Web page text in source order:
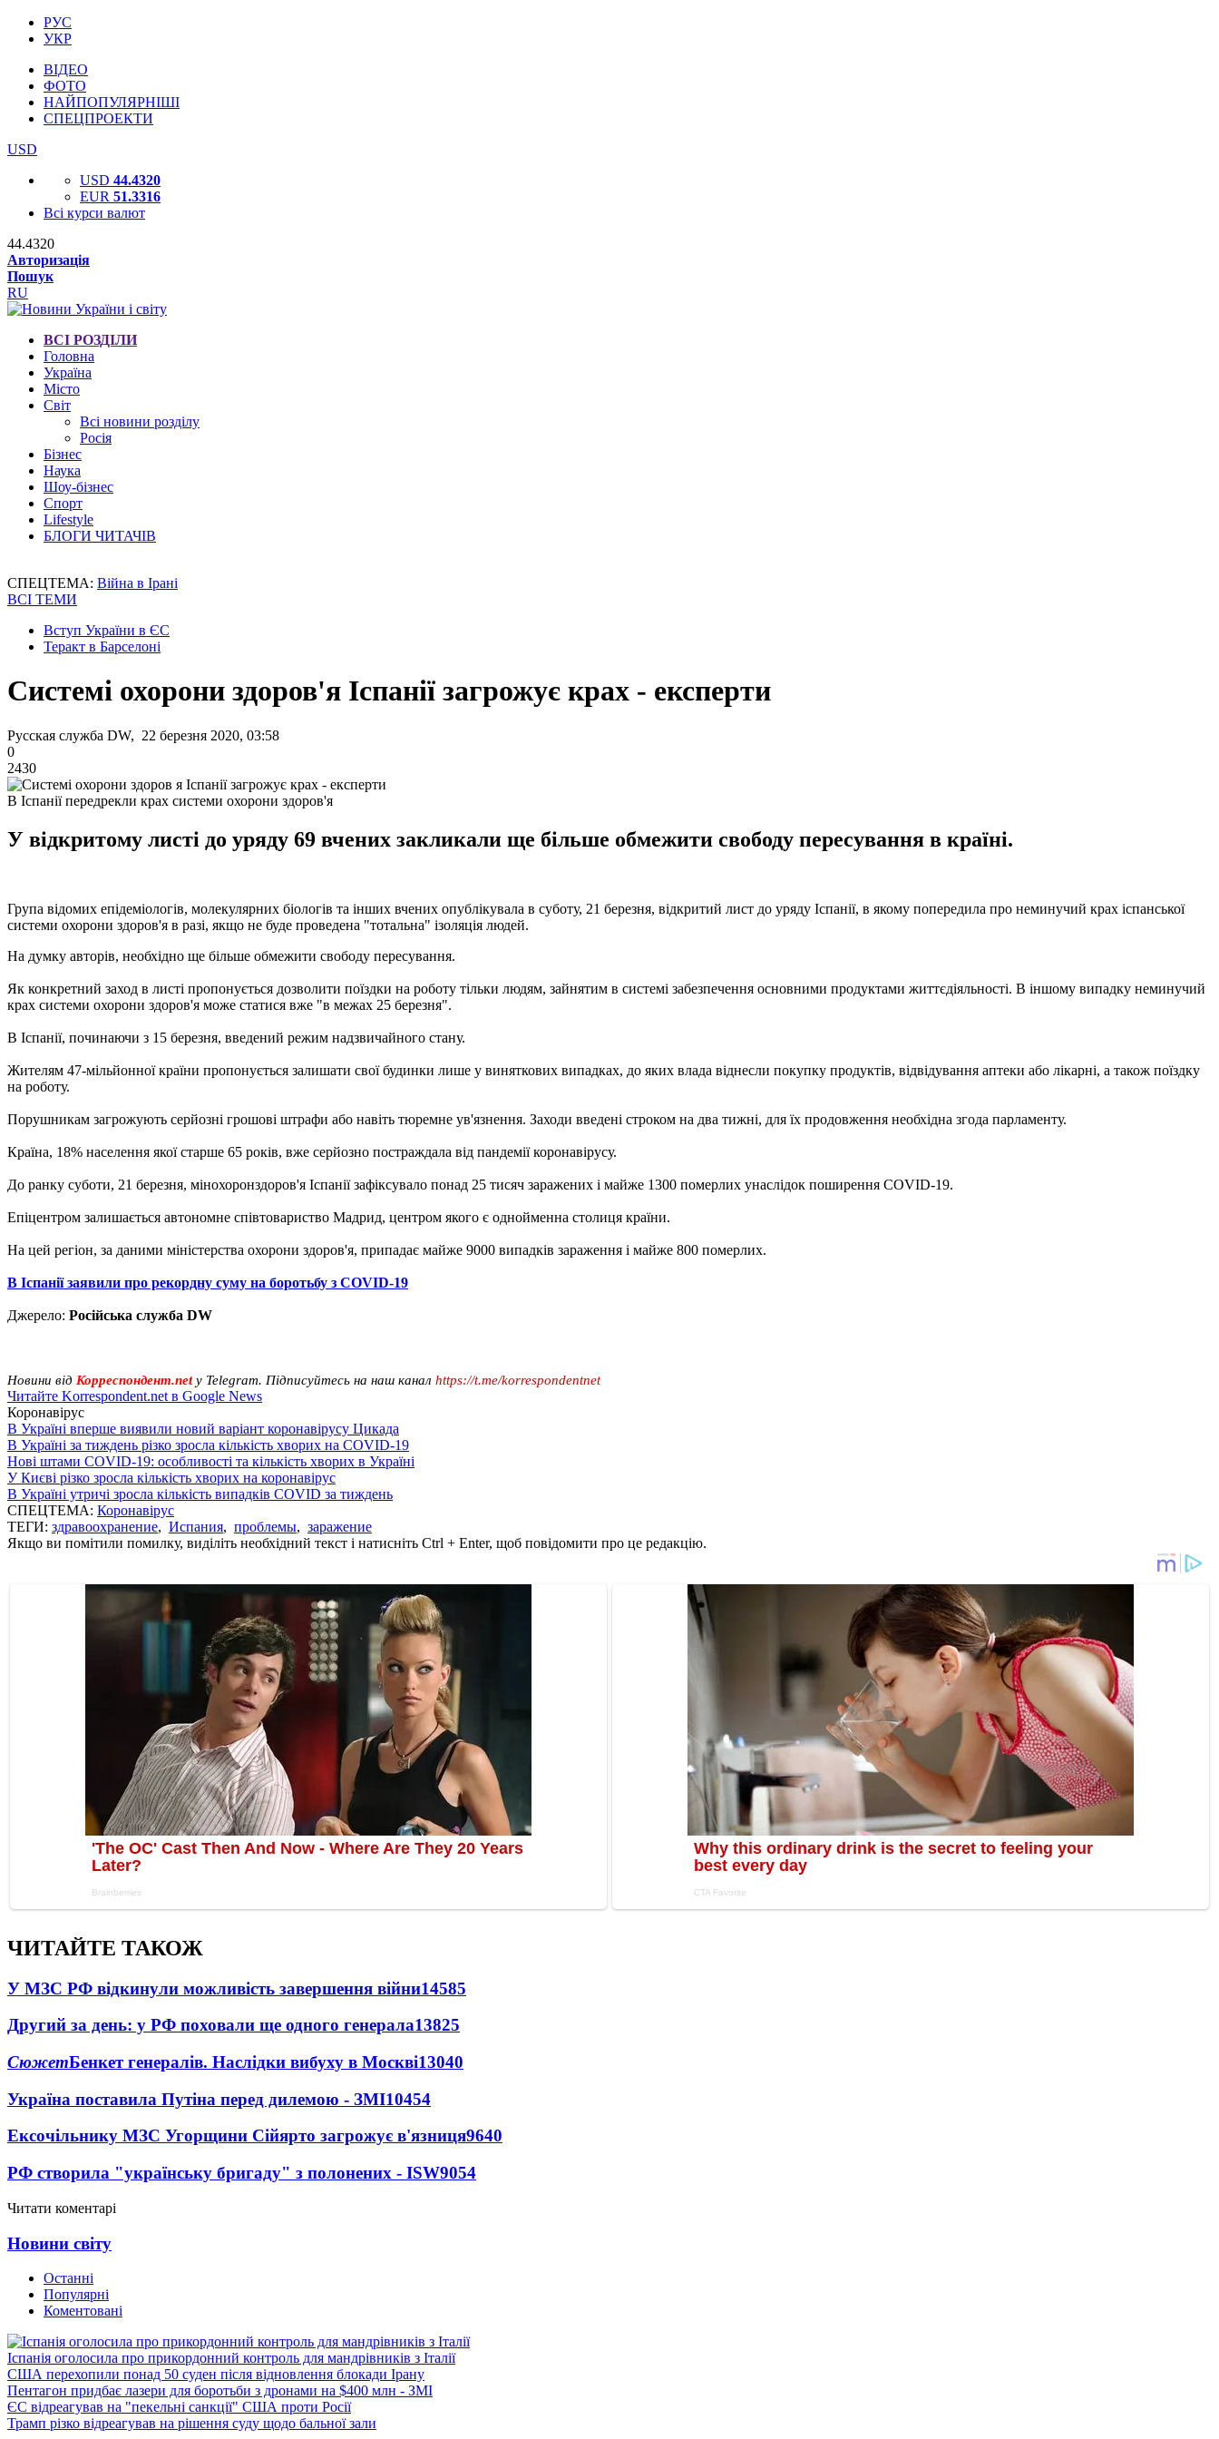
РУС
УКР
ВІДЕО
ФОТО
НАЙПОПУЛЯРНІШІ
СПЕЦПРОЕКТИ
USD
USD 44.4320
EUR 51.3316
Всі курси валют
44.4320
Авторизація
Пошук
RU
ВСІ РОЗДІЛИ
Головна
Україна
Місто
Світ
Всі новини розділу
Росія
Бізнес
Наука
Шоу-бізнес
Спорт
Lifestyle
БЛОГИ ЧИТАЧІВ
СПЕЦТЕМА: Війна в Ірані
ВСІ ТЕМИ
Вступ України в ЄС
Теракт в Барселоні
Системі охорони здоров'я Іспанії загрожує крах - експерти
Русская служба DW, 22 березня 2020, 03:58
0
2430
В Іспанії передрекли крах системи охорони здоров'я
У відкритому листі до уряду 69 вчених закликали ще більше обмежити свободу пересування в країні.
Група відомих епідеміологів, молекулярних біологів та інших вчених опублікувала в суботу, 21 березня, відкритий лист до уряду Іспанії, в якому попередила про неминучий крах іспанської
системи охорони здоров'я в разі, якщо не буде проведена "тотальна" ізоляція людей.
На думку авторів, необхідно ще більше обмежити свободу пересування.
Як конкретний заход в листі пропонується дозволити поїздки на роботу тільки людям, зайнятим в системі забезпечення основними продуктами життєдіяльності. В іншому випадку неминучий
крах системи охорони здоров'я може статися вже "в межах 25 березня".
В Іспанії, починаючи з 15 березня, введений режим надзвичайного стану.
Жителям 47-мільйонної країни пропонується залишати свої будинки лише у виняткових випадках, до яких влада віднесли покупку продуктів, відвідування аптеки або лікарні, а також поїздку
на роботу.
Порушникам загрожують серйозні грошові штрафи або навіть тюремне ув'язнення. Заходи введені строком на два тижні, для їх продовження необхідна згода парламенту.
Країна, 18% населення якої старше 65 років, вже серйозно постраждала від пандемії коронавірусу.
До ранку суботи, 21 березня, мінохоронздоров'я Іспанії зафіксувало понад 25 тисяч заражених і майже 1300 померлих унаслідок поширення COVID-19.
Епіцентром залишається автономне співтовариство Мадрид, центром якого є однойменна столиця країни.
На цей регіон, за даними міністерства охорони здоров'я, припадає майже 9000 випадків зараження і майже 800 померлих.
В Іспанії заявили про рекордну суму на боротьбу з COVID-19
Джерело: Російська служба DW
Новини від Корреспондент.net у Telegram. Підписуйтесь на наш канал https://t.me/korrespondentnet
Читайте Korrespondent.net в Google News
Коронавірус
В Україні вперше виявили новий варіант коронавірусу Цикада
В Україні за тиждень різко зросла кількість хворих на COVID-19
Нові штами COVID-19: особливості та кількість хворих в Україні
У Києві різко зросла кількість хворих на коронавірус
В Україні утричі зросла кількість випадків COVID за тиждень
СПЕЦТЕМА: Коронавірус
ТЕГИ: здравоохранение, Испания, проблемы, заражение
Якщо ви помітили помилку, виділіть необхідний текст і натисніть Ctrl + Enter, щоб повідомити про це редакцію.
ЧИТАЙТЕ ТАКОЖ
У МЗС РФ відкинули можливість завершення війни14585
Другий за день: у РФ поховали ще одного генерала13825
СюжетБенкет генералів. Наслідки вибуху в Москві13040
Україна поставила Путіна перед дилемою - ЗМІ10454
Ексочільнику МЗС Угорщини Сійярто загрожує в'язниця9640
РФ створила "українську бригаду" з полонених - ISW9054
Читати коментарі
Новини світу
Останні
Популярні
Коментовані
Іспанія оголосила про прикордонний контроль для мандрівників з Італії
США перехопили понад 50 суден після відновлення блокади Ірану
Пентагон придбає лазери для боротьби з дронами на $400 млн - ЗМІ
ЄС відреагував на "пекельні санкції" США проти Росії
Трамп різко відреагував на рішення суду щодо бальної зали